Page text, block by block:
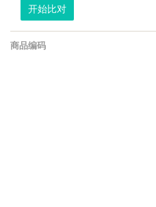
开始比对
商品编码